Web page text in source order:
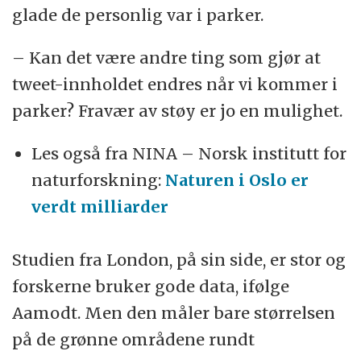
glade de personlig var i parker.
– Kan det være andre ting som gjør at
tweet-innholdet endres når vi kommer i
parker? Fravær av støy er jo en mulighet.
Les også fra NINA – Norsk institutt for
naturforskning: Naturen i Oslo er
verdt milliarder
Studien fra London, på sin side, er stor og
forskerne bruker gode data, ifølge
Aamodt. Men den måler bare størrelsen
på de grønne områdene rundt